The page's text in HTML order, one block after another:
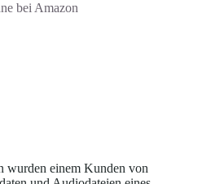
bei Amazon
wurden einem Kunden von